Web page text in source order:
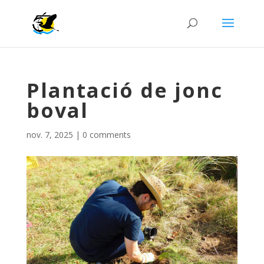
Plantació de jonc
boval
nov. 7, 2025 | 0 comments